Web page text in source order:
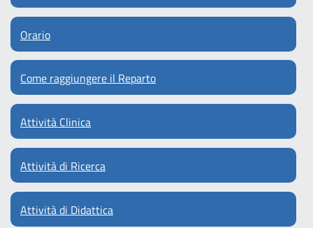
Orario
Come raggiungere il Reparto
Attività Clinica
Attività di Ricerca
Attività di Didattica